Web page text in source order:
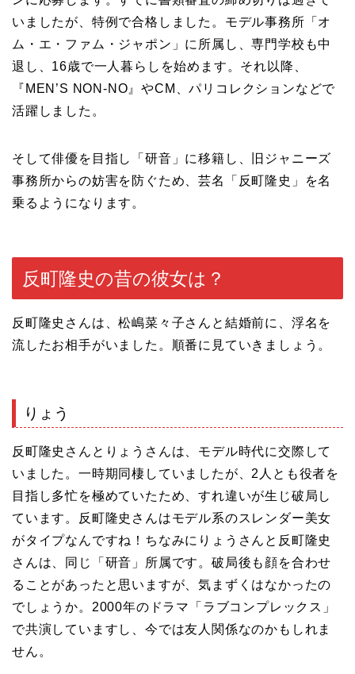
いましたが、特例で合格しました。モデル事務所「オ
ム・エ・ファム・ジャポン」に所属し、専門学校も中
退し、16歳で一人暮らしを始めます。それ以降、
『MEN’S NON-NO』やCM、パリコレクションなどで
活躍しました。
そして俳優を目指し「研音」に移籍し、旧ジャニーズ
事務所からの妨害を防ぐため、芸名「反町隆史」を名
乗るようになります。
反町隆史の昔の彼女は？
反町隆史さんは、松嶋菜々子さんと結婚前に、浮名を
流したお相手がいました。順番に見ていきましょう。
りょう
反町隆史さんとりょうさんは、モデル時代に交際して
いました。一時期同棲していましたが、2人とも役者を
目指し多忙を極めていたため、すれ違いが生じ破局し
ています。反町隆史さんはモデル系のスレンダー美女
がタイプなんですね！ちなみにりょうさんと反町隆史
さんは、同じ「研音」所属です。破局後も顔を合わせ
ることがあったと思いますが、気まずくはなかったの
でしょうか。2000年のドラマ「ラブコンプレックス」
で共演していますし、今では友人関係なのかもしれま
せん。